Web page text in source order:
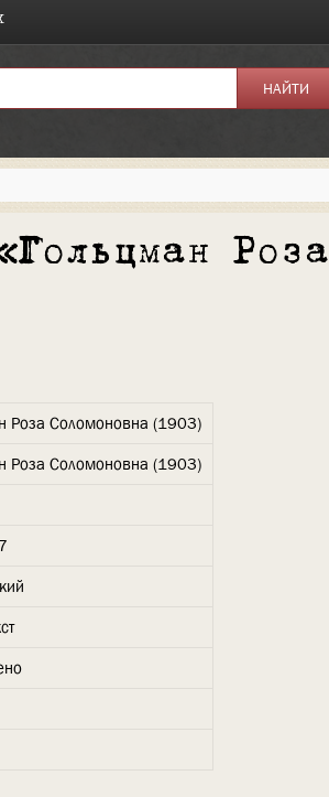
Роза
Роза Соломоновна (1903)
Роза Соломоновна (1903)